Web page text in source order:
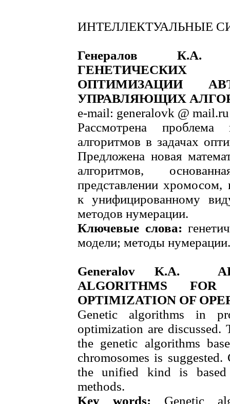
ИНТЕЛЛЕКТУАЛЬНЫЕ
Генералов
ОПТИМИЗАЦИИ
УПРАВЛЯЮЩИХ
e-mail: generalovk @ mail.ru
Рассмотрена проблема
алгоритмов в задачах
Предложена новая
алгоритмов,
представлении хромосом,
к унифицированному
методов нумерации.
Ключевые слова:
модели; методы нумерации.
Generalov K.A.
ALGORITHMS
OPTIMIZATION OF
Genetic algorithms in
optimization are discussed.
the genetic algorithms
chromosomes is
the unified kind is
methods.
Key words: Genetic